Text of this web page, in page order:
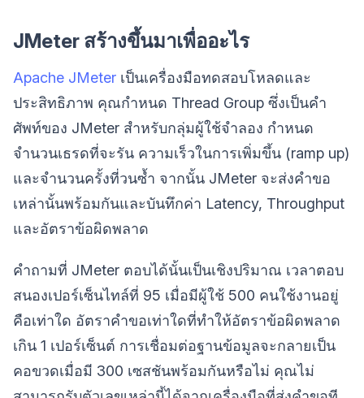
JMeter สร้างขึ้นมาเพื่ออะไร
Apache JMeter เป็นเครื่องมือทดสอบโหลดและ
ประสิทธิภาพ คุณกำหนด Thread Group ซึ่งเป็นคำ
ศัพท์ของ JMeter สำหรับกลุ่มผู้ใช้จำลอง กำหนด
จำนวนเธรดที่จะรัน ความเร็วในการเพิ่มขึ้น (ramp up)
และจำนวนครั้งที่วนซ้ำ จากนั้น JMeter จะส่งคำขอ
เหล่านั้นพร้อมกันและบันทึกค่า Latency, Throughput
และอัตราข้อผิดพลาด
คำถามที่ JMeter ตอบได้นั้นเป็นเชิงปริมาณ เวลาตอบ
สนองเปอร์เซ็นไทล์ที่ 95 เมื่อมีผู้ใช้ 500 คนใช้งานอยู่
คือเท่าใด อัตราคำขอเท่าใดที่ทำให้อัตราข้อผิดพลาด
เกิน 1 เปอร์เซ็นต์ การเชื่อมต่อฐานข้อมูลจะกลายเป็น
คอขวดเมื่อมี 300 เซสชันพร้อมกันหรือไม่ คุณไม่